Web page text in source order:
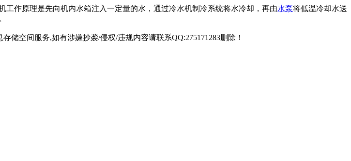
作原理是先向机内水箱注入一定量的水，通过冷水机制冷系统将水冷却，再由水泵将低温冷却水送
储空间服务,如有涉嫌抄袭/侵权/违规内容请联系QQ:275171283删除！